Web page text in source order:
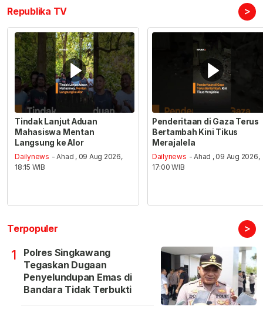
Republika TV >
Tindak Lanjut Aduan
Mahasiswa Mentan
Langsung ke Alor
Dailynews - Ahad , 09 Aug 2026,
18:15 WIB
Penderitaan di Gaza Terus
Bertambah Kini Tikus
Merajalela
Dailynews - Ahad , 09 Aug 2026,
17:00 WIB
Terpopuler >
1
Polres Singkawang
Tegaskan Dugaan
Penyelundupan Emas di
Bandara Tidak Terbukti